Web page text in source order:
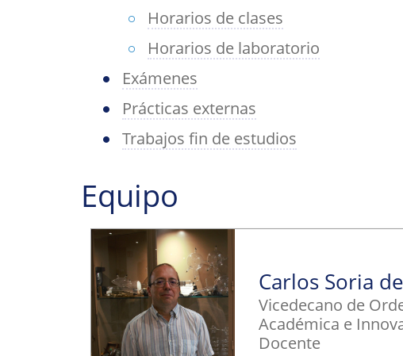
Horarios de clases
Horarios de laboratorio
Exámenes
Prácticas externas
Trabajos fin de estudios
Equipo
Carlos Soria
Vicedecano de
Académica e
Docente